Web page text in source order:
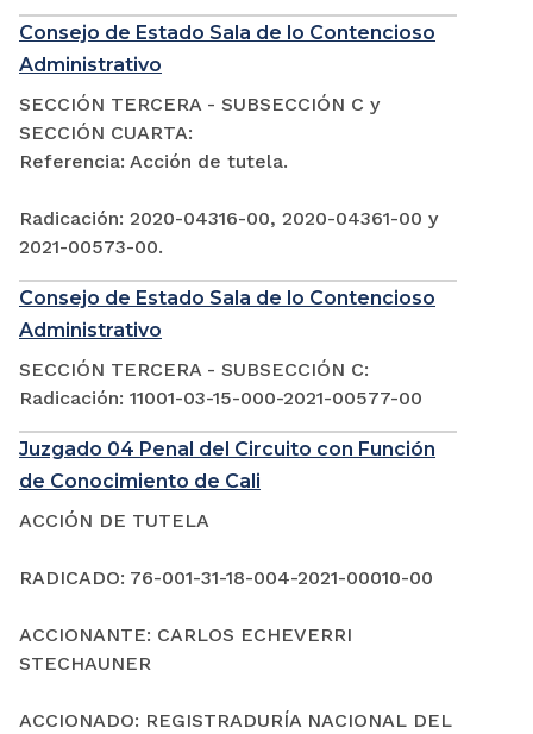
Consejo de Estado Sala de lo Contencioso
Administrativo
SECCIÓN TERCERA - SUBSECCIÓN C y
SECCIÓN CUARTA:
Referencia: Acción de tutela.
Radicación: 2020-04316-00, 2020-04361-00 y
2021-00573-00.
Consejo de Estado Sala de lo Contencioso
Administrativo
SECCIÓN TERCERA - SUBSECCIÓN C:
Radicación: 11001-03-15-000-2021-00577-00
Juzgado 04 Penal del Circuito con Función
de Conocimiento de Cali
ACCIÓN DE TUTELA
RADICADO: 76-001-31-18-004-2021-00010-00
ACCIONANTE: CARLOS ECHEVERRI
STECHAUNER
ACCIONADO: REGISTRADURÍA NACIONAL DEL